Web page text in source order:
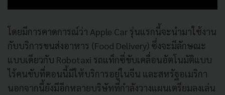
โดยมีการคาดการณ์ว่า Apple Car รุ่นแรกนี้จะนำมาใช้งาน
กับบริการขนส่งอาหาร (Food Delivery) ซึ่งจะมีลักษณะ
แบบเดียวกับ Robotaxi รถแท็กซี่ขับเคลื่อนอัตโนมัติแบบ
ไร้คนขับที่ตอนนี้มีให้บริการอยู่ในจีน และสหรัฐอเมริกา
นอกจากนี้ยังมีอีกหลายบริษัทที่กำลังวางแผนเตรียมลงเล่น